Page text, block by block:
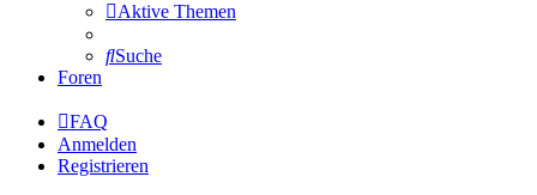
Aktive Themen
Suche
Foren
FAQ
Anmelden
Registrieren